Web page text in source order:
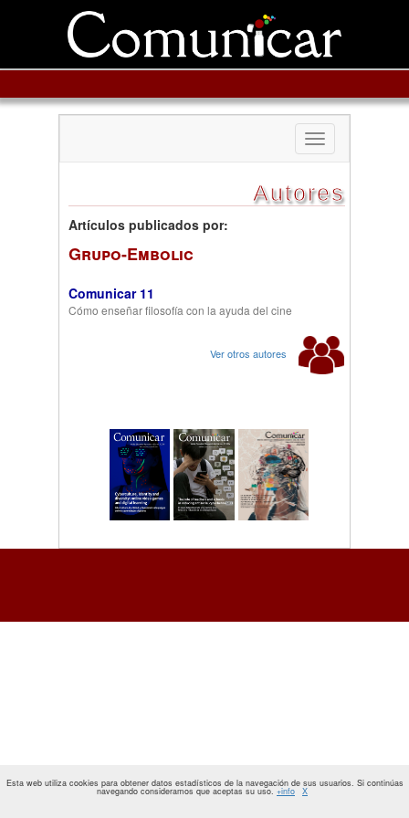
Toggle
navigation
Autores
Artículos publicados por:
Grupo-Embolic
Comunicar 11
Cómo enseñar filosofía con la ayuda del cine
Ver otros autores
Esta web utiliza cookies para obtener datos estadísticos de la navegación de sus usuarios. Si continúas
navegando consideramos que aceptas su uso. +info X